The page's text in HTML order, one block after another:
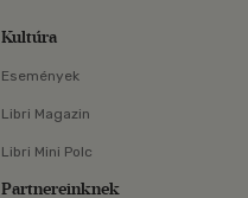
Kultúra
Események
Libri Magazin
Libri Mini Polc
Partnereinknek